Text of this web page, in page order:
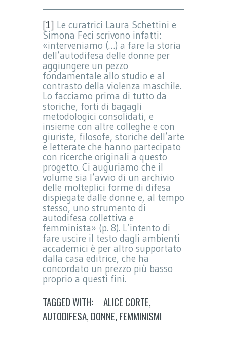
[1] Le curatrici Laura Schettini e
Simona Feci scrivono infatti:
«interveniamo (…) a fare la storia
dell’autodifesa delle donne per
aggiungere un pezzo
fondamentale allo studio e al
contrasto della violenza maschile.
Lo facciamo prima di tutto da
storiche, forti di bagagli
metodologici consolidati, e
insieme con altre colleghe e con
giuriste, filosofe, storiche dell’arte
e letterate che hanno partecipato
con ricerche originali a questo
progetto. Ci auguriamo che il
volume sia l’avvio di un archivio
delle molteplici forme di difesa
dispiegate dalle donne e, al tempo
stesso, uno strumento di
autodifesa collettiva e
femminista» (p. 8). L’intento di
fare uscire il testo dagli ambienti
accademici è per altro supportato
dalla casa editrice, che ha
concordato un prezzo più basso
proprio a questi fini.
TAGGED WITH: ALICE CORTE,
AUTODIFESA, DONNE, FEMMINISMI